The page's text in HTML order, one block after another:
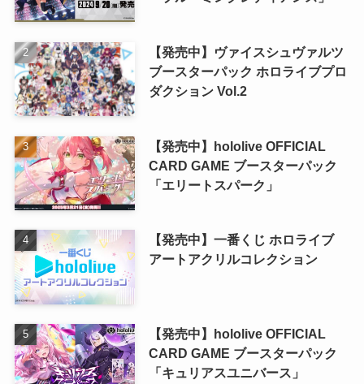
【発売中】ヴァイスシュヴァルツ
ブースターパック ホロライブプロ
ダクション Vol.2
【発売中】hololive OFFICIAL
CARD GAME ブースターパック
「エリートスパーク」
【発売中】一番くじ ホロライブ
アートアクリルコレクション
【発売中】hololive OFFICIAL
CARD GAME ブースターパック
「キュリアスユニバース」